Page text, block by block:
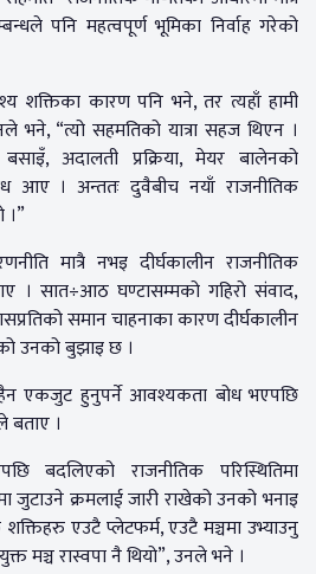
पनि महत्वपूर्ण भूमिका निर्वाह गरेको
शक्तिका कारण पनि भने, तर त्यहाँ हामी
भने, “त्यो सहमतिको यात्रा सहज थिएन ।
अदालती प्रक्रिया, मेयर बालेनको
आए । अन्ततः दुवैबीच नयाँ राजनीतिक
मात्रै नभइ दीर्घकालीन राजनीतिक
। सात÷आठ घण्टासम्मको गहिरो संवाद,
समान चाहनाका कारण दीर्घकालीन
उनको बुझाइ छ ।
एकजुट हुनुपर्ने आवश्यकता बोध भएपछि
।
बदलिएको राजनीतिक परिस्थितिमा
क्रमलाई जारी राखेको उनको भनाइ
एउटै प्लेटफर्म, एउटै मञ्चमा उभ्याउनु
मञ्च रास्वपा नै थियो”, उनले भने ।